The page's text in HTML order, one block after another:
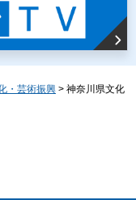
・芸術振興 > 神奈川県文化